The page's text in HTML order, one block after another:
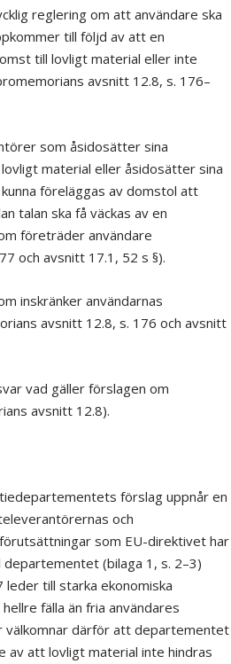
reglering om att användare ska
till följd av att en
till lovligt material eller inte
avsnitt 12.8, s. 176–
som åsidosätter sina
material eller åsidosätter sina
föreläggas av domstol att
talan ska få väckas av en
företräder användare
och avsnitt 17.1, 52 s §).
inskränker användarnas
avsnitt 12.8, s. 176 och avsnitt
vad gäller förslagen om
avsnitt 12.8).
förslag uppnår en
och
som EU-direktivet har
(bilaga 1, s. 2–3)
till starka ekonomiska
fälla än fria användares
välkomnar därför att departementet
av att lovligt material inte hindras